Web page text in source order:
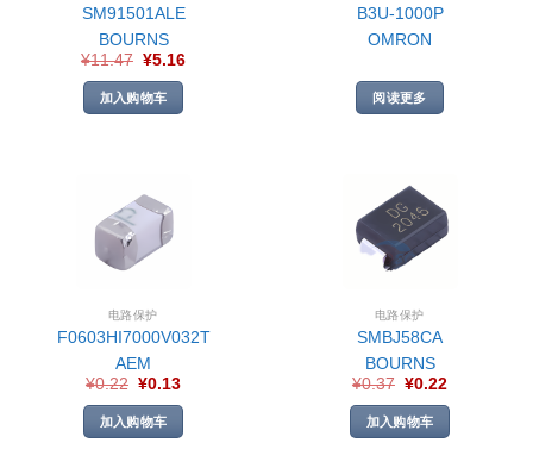
SM91501ALE
BOURNS
¥11.47 ¥5.16
加入购物车
B3U-1000P
OMRON
阅读更多
电路保护
F0603HI7000V032T
AEM
¥0.22 ¥0.13
加入购物车
电路保护
SMBJ58CA
BOURNS
¥0.37 ¥0.22
加入购物车